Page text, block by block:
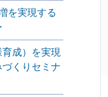
を実現する
成）を実現
くりセミナ